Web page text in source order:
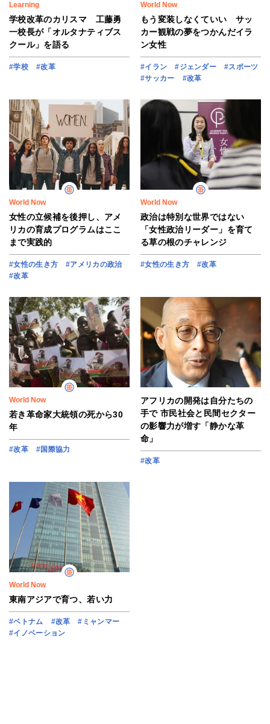
Learning
学校改革のカリスマ 工藤勇
一校長が「オルタナティブス
クール」を語る
#学校 #改革
World Now
もう変装しなくていい サッ
カー観戦の夢をつかんだイラ
ン女性
#イラン #ジェンダー
#スポーツ
#サッカー
#改革
World Now
女性の立候補を後押し、アメ
リカの育成プログラムはここ
まで実践的
#女性の生き方
#アメリカの政治
#改革
World Now
政治は特別な世界ではない
「女性政治リーダー」を育て
る草の根のチャレンジ
#女性の生き方 #改革
World Now
若き革命家大統領の死から30
年
#改革 #国際協力
アフリカの開発は自分たちの
手で 市民社会と民間セクター
の影響力が増す「静かな革
命」
#改革
World Now
東南アジアで育つ、若い力
#ベトナム #改革
#ミャンマー
#イノベーション